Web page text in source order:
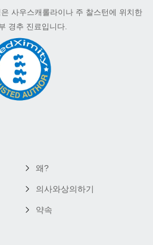
사우스캐롤라이나 주 찰스턴에 위치한
경추 진료입니다.
왜?
의사와상의하기
약속